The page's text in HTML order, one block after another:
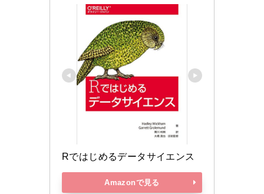
Rではじめるデータサイエンス
Amazonで見る